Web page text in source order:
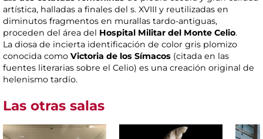
artística, halladas a finales del s. XVIII y reutilizadas en
diminutos fragmentos en murallas tardo-antiguas,
proceden del área del Hospital Militar del Monte Celio.
La diosa de incierta identificación de color gris plomizo
conocida como Victoria de los Símacos (citada en las
fuentes literarias sobre el Celio) es una creación original de
helenismo tardío.
Las otras salas